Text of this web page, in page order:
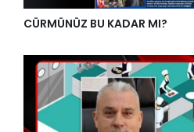
CÜRMÜNÜZ BU KADAR MI?